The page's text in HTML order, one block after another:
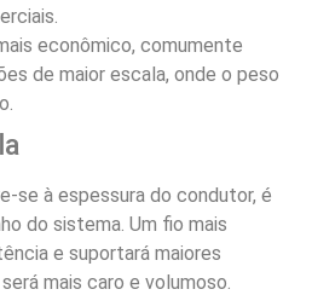
econômico, comumente
de maior escala, onde o peso
se à espessura do condutor, é
do sistema. Um fio mais
e suportará maiores
mais caro e volumoso.